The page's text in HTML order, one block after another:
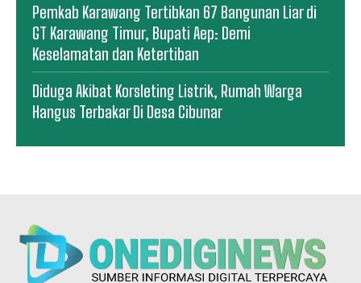
Pemkab Karawang Tertibkan 67 Bangunan Liar di
GT Karawang Timur, Bupati Aep: Demi
Keselamatan dan Ketertiban
Diduga Akibat Korsleting Listrik, Rumah Warga
Hangus Terbakar Di Desa Cibunar